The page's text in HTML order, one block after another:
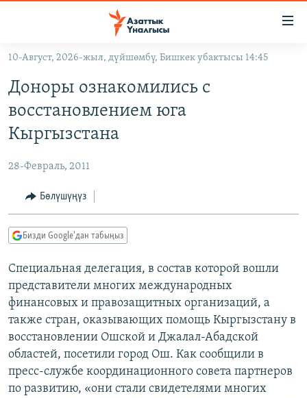
Навигацияга
өтүңүз
Издөөгө
салыңыз
КЫРГЫЗСТАН
САЯСАТ
ЭКОНОМИКА
МАДАНИЯТ
ДҮЙНӨ
БОРБОР АЗИЯ
УКРАИНА
АТАЙЫН ИЛИКТӨӨ
ТВ ПРОГРАММАЛАР
ЭКСПЕРТТЕР ТАЛДАЙТ
БИЗ ЖАНА ДҮЙНӨ
ЭЖЕ-СИҢДИЛЕР
ЫҢГАЙСЫЗ СУРООЛОР
ӨЗГӨЧӨ ПИКИР
Русский
ОНЛАЙН ШЕРИНЕ
10-Август, 2026-жыл, дүйшөмбү, Бишкек убактысы 14:45
Доноры ознакомились с
восстановлением юга
Кыргызстана
28-Февраль, 2011
Бөлүшүңүз
Бизди Google'дан табыңыз
Специальная делегация, в состав которой вошли
представители многих международных
финансовых и правозащитных организаций, а
также стран, оказывающих помощь Кыргызстану в
восстановлении Ошской и Джалал-Абадской
областей, посетили город Ош. Как сообщили в
пресс-службе координационного совета партнеров
по развитию, «они стали свидетелями многих